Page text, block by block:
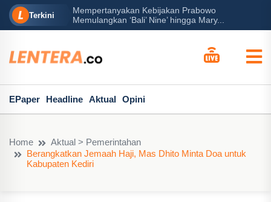
Terkini
Mempertanyakan Kebijakan Prabowo
Memulangkan ‘Bali’ Nine’ hingga Mary...
EPaper Headline Aktual Opini
Home
Aktual > Pemerintahan
Berangkatkan Jemaah Haji, Mas Dhito Minta Doa untuk
Kabupaten Kediri